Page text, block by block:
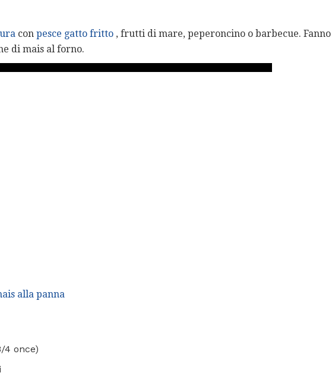
con pesce gatto fritto , frutti di mare, peperoncino o barbecue. Fanno
di mais al forno.
alla panna
4 once)